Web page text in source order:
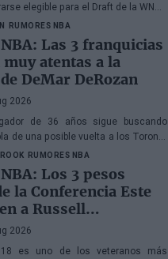
elegible para el Draft de la WNBA
RUMORES NBA
Las 3 franquicias
muy atentas a la
DeMar DeRozan
2026
de 36 años sigue buscando
de una posible vuelta a los Toronto
Antonio Spurs, mientras Denver
forma parte de la ecuación
RUMORES NBA
Los 3 pesos
la Conferencia Este
a Russell
2026
es uno de los veteranos más